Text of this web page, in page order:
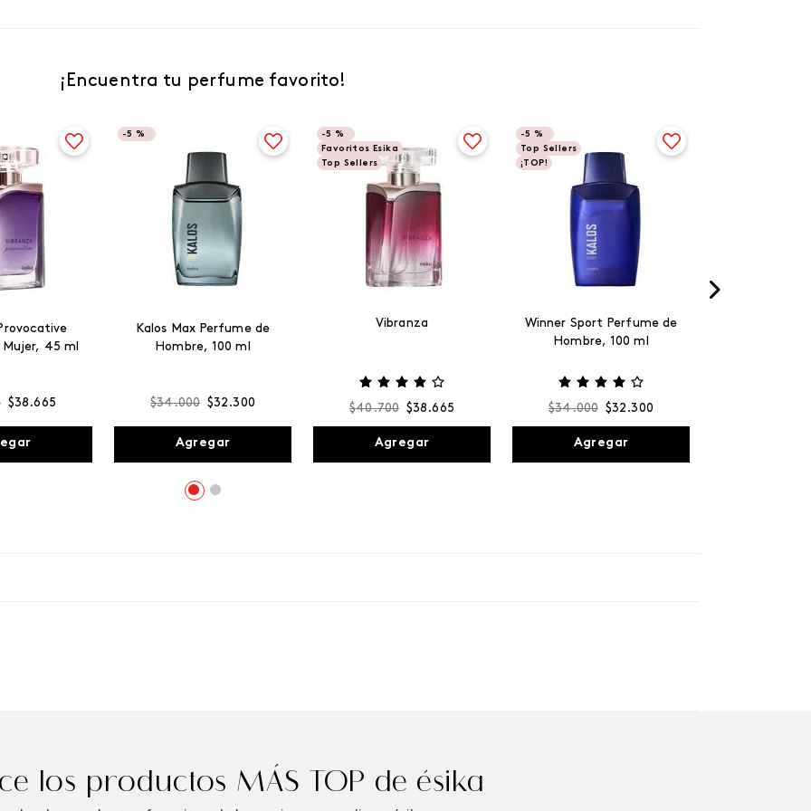
¡Encuentra tu perfume favorito!
45 ml
$38 .665
-5 %
Kalos Max Perfume de
Hombre, 100 ml
$34.000 $32 .300
Agregar
-5 %
Favoritos Esika
Top Sellers
Vibranza
$40.700 $38 .665
Agregar
-5 %
Top Sellers
¡TOP!
Winner Sport Perfume de
Hombre, 100 ml
$34.000 $32 .300
Agregar
los productos MÁS TOP de ésika